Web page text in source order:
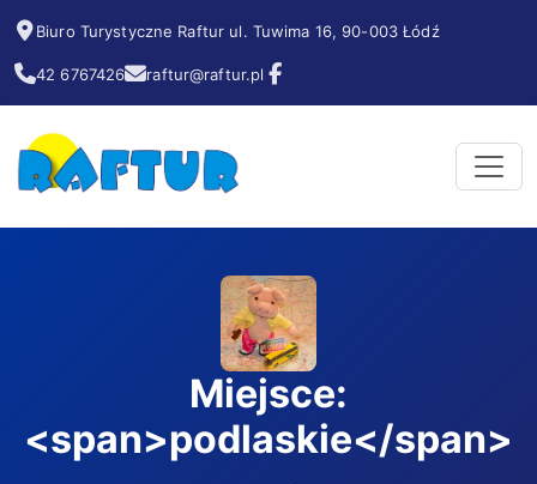
Biuro Turystyczne Raftur ul. Tuwima 16, 90-003 Łódź
42 6767426 raftur@raftur.pl
Miejsce:
<span>podlaskie</span>